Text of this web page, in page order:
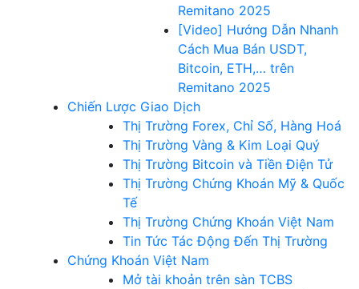
Remitano 2025
[Video] Hướng Dẫn Nhanh
Cách Mua Bán USDT,
Bitcoin, ETH,… trên
Remitano 2025
Chiến Lược Giao Dịch
Thị Trường Forex, Chỉ Số, Hàng Hoá
Thị Trường Vàng & Kim Loại Quý
Thị Trường Bitcoin và Tiền Điện Tử
Thị Trường Chứng Khoán Mỹ & Quốc
Tế
Thị Trường Chứng Khoán Việt Nam
Tin Tức Tác Động Đến Thị Trường
Chứng Khoán Việt Nam
Mở tài khoản trên sàn TCBS